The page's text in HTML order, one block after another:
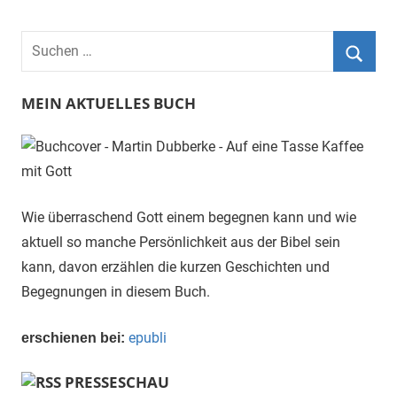
Suchen
nach:
MEIN AKTUELLES BUCH
Wie überraschend Gott einem begegnen kann und wie
aktuell so manche Persönlichkeit aus der Bibel sein
kann, davon erzählen die kurzen Geschichten und
Begegnungen in diesem Buch.
erschienen bei: epubli
PRESSESCHAU